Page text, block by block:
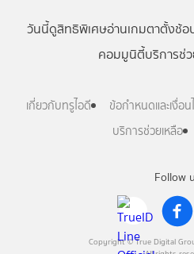
Follow
Copyright © True Digital
วันนี้ดูสิทธิพิเศษอ่านเกมตาตั้งช้อ
คอมมูนิตี้บริการช่
เกี่ยวกับทรูไอดี ข้อกำหนดและเงื่อน
บริการช่วยเหลือ